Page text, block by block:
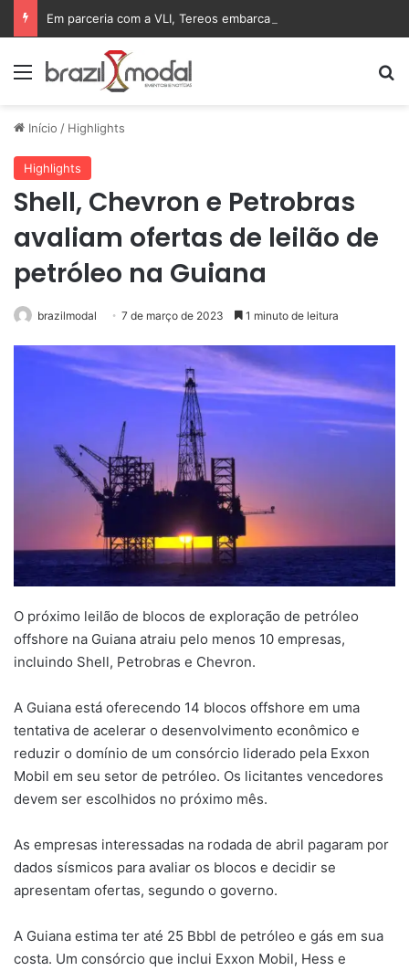
Menu
Início / Highlights
Highlights
Shell, Chevron e Petrobras
avaliam ofertas de leilão de
petróleo na Guiana
brazilmodal 7 de março de 2023 1 minuto de leitura
O próximo leilão de blocos de exploração de petróleo
offshore na Guiana atraiu pelo menos 10 empresas,
incluindo Shell, Petrobras e Chevron.
A Guiana está oferecendo 14 blocos offshore em uma
tentativa de acelerar o desenvolvimento econômico e
reduzir o domínio de um consórcio liderado pela Exxon
Mobil em seu setor de petróleo. Os licitantes vencedores
devem ser escolhidos no próximo mês.
As empresas interessadas na rodada de abril pagaram por
dados sísmicos para avaliar os blocos e decidir se
apresentam ofertas, segundo o governo.
A Guiana estima ter até 25 Bbbl de petróleo e gás em sua
costa. Um consórcio que inclui Exxon Mobil, Hess e